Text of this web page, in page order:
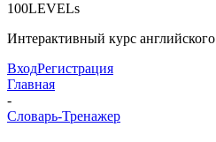
100LEVELs
Интерактивный курс английского
ВходРегистрация
Главная
-
Словарь-Тренажер